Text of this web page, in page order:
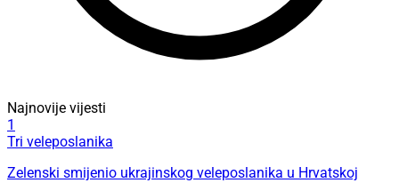
Najnovije vijesti
1
Tri veleposlanika
Zelenski smijenio ukrajinskog veleposlanika u Hrvatskoj